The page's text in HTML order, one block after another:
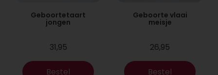
Geboortetaart
jongen
31,95
Bestel
Geboorte vlaai
meisje
26,95
Bestel